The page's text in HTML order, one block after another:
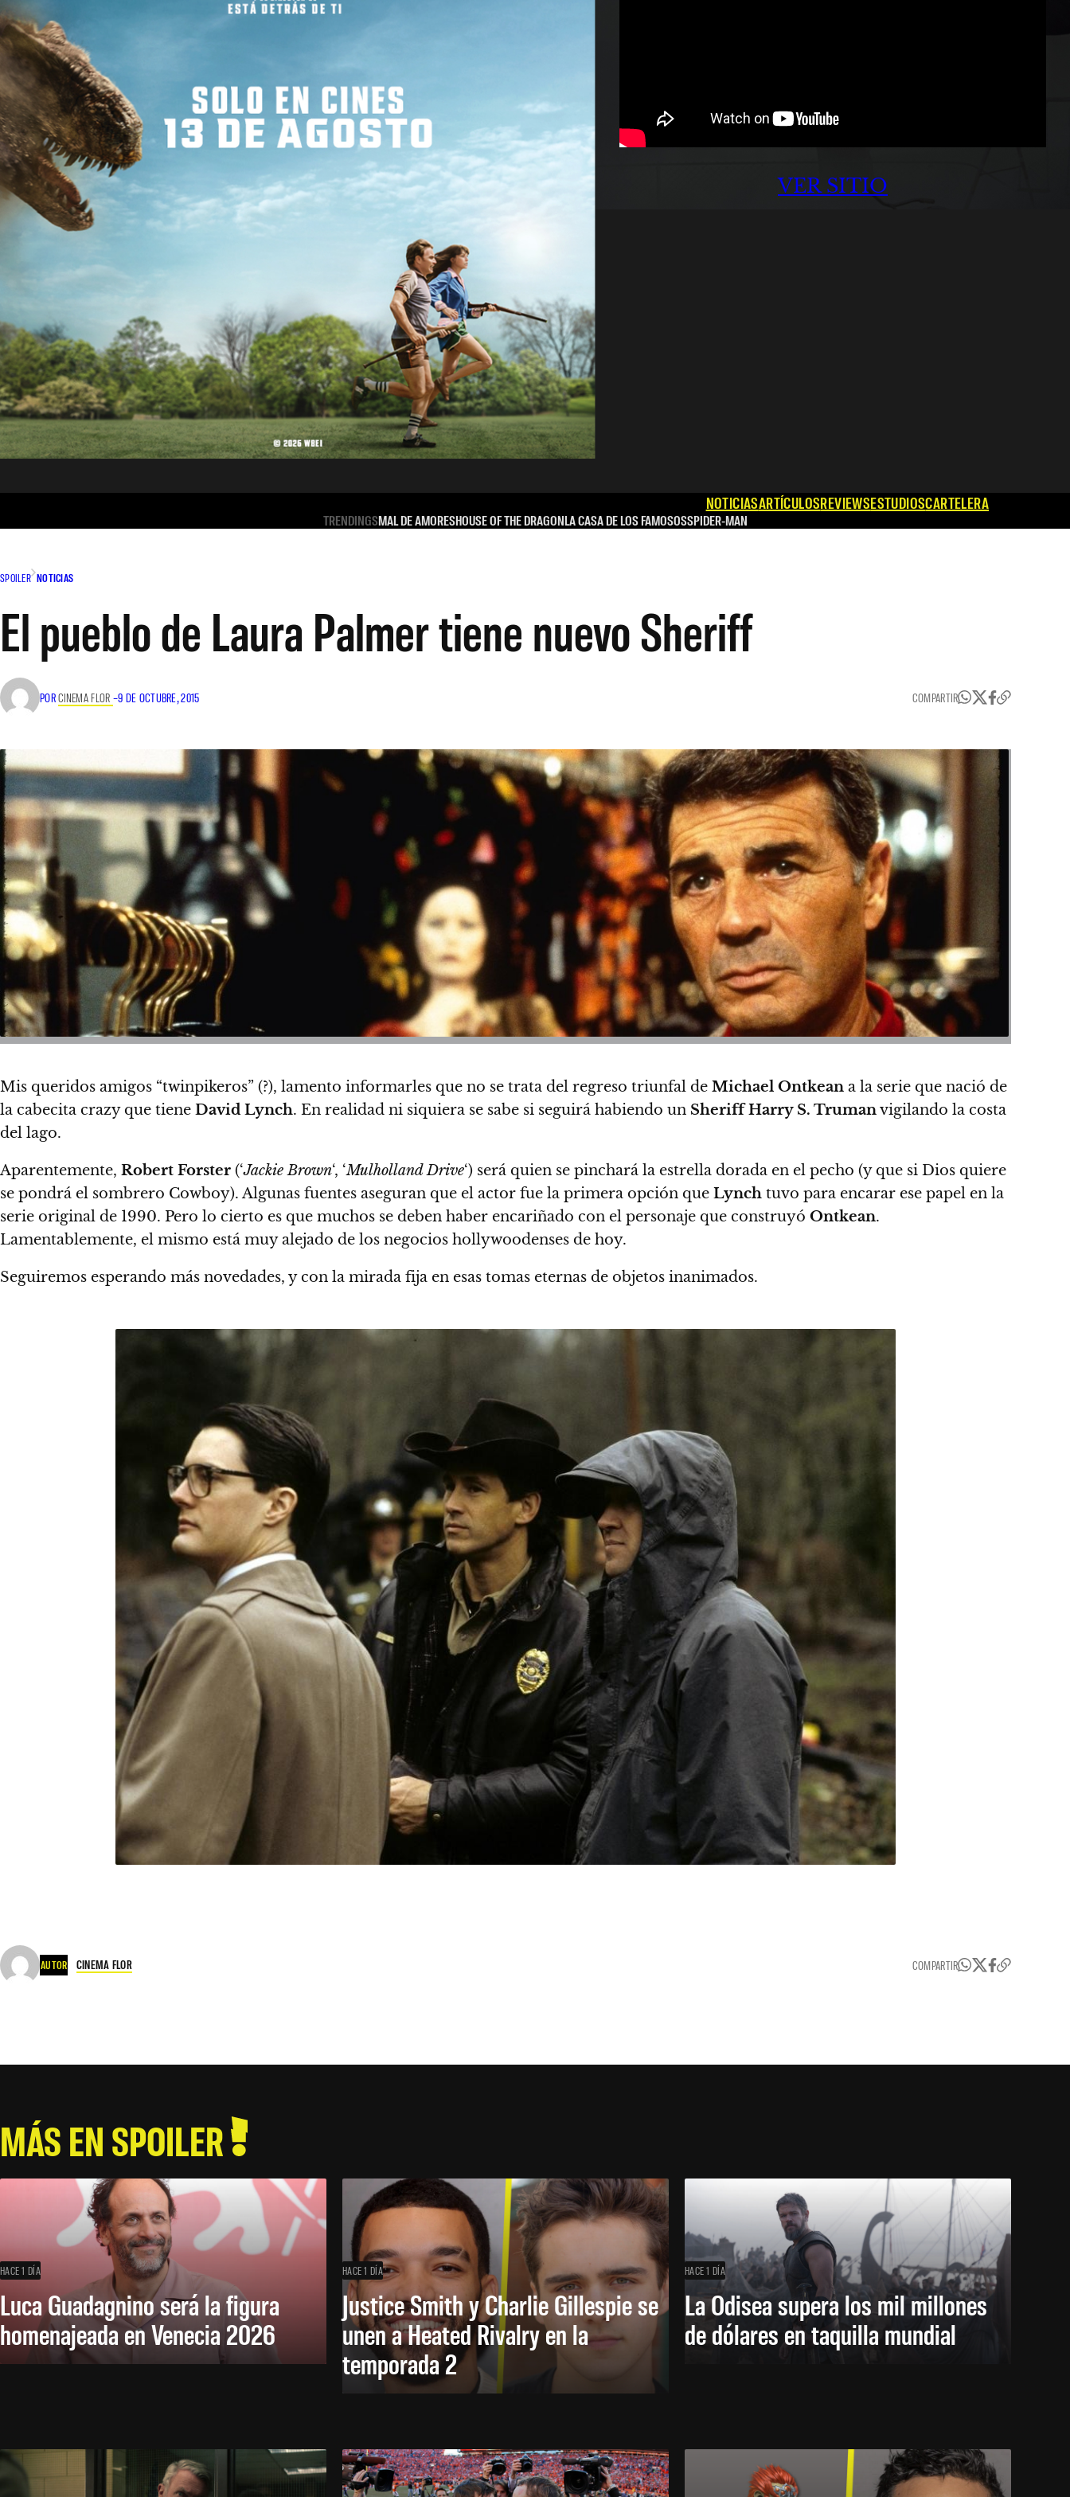
VER SITIO
NOTICIASARTÍCULOSREVIEWSESTUDIOSCARTELERA
TRENDINGSMAL DE AMORESHOUSE OF THE DRAGONLA CASA DE LOS FAMOSOSSPIDER-MAN
SPOILER NOTICIAS
El pueblo de Laura Palmer tiene nuevo Sheriff
PORCINEMA FLOR –9 DE OCTUBRE, 2015 COMPARTIR
Mis queridos amigos “twinpikeros” (?), lamento informarles que no se trata del regreso triunfal de Michael Ontkean a la serie que nació de
la cabecita crazy que tiene David Lynch. En realidad ni siquiera se sabe si seguirá habiendo un Sheriff Harry S. Trumanvigilando la costa
del lago.
Aparentemente, Robert Forster (‘Jackie Brown‘, ‘Mulholland Drive‘) será quien se pinchará la estrella dorada en el pecho (y que si Dios quiere
se pondrá el sombrero Cowboy). Algunas fuentes aseguran que el actor fue la primera opción que Lynch tuvo para encarar ese papel en la
serie original de 1990. Pero lo cierto es que muchos se deben haber encariñado con el personaje que construyó Ontkean.
Lamentablemente, el mismo está muy alejado de los negocios hollywoodenses de hoy.
Seguiremos esperando más novedades, y con la mirada fija en esas tomas eternas de objetos inanimados.
AUTOR CINEMA FLOR COMPARTIR
MÁS EN SPOILER
HACE 1 DÍA
Luca Guadagnino será la figura
homenajeada en Venecia 2026
HACE 1 DÍA
Justice Smith y Charlie Gillespie se
unen a Heated Rivalry en la
temporada 2
HACE 1 DÍA
La Odisea supera los mil millones
de dólares en taquilla mundial